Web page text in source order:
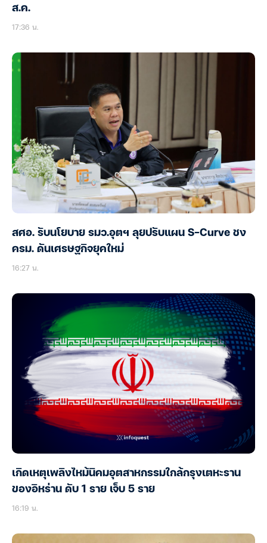
ส.ค.
17:36 น.
สศอ. รับนโยบาย รมว.อุตฯ ลุยปรับแผน S-Curve ชง
ครม. ดันเศรษฐกิจยุคใหม่
16:27 น.
เกิดเหตุเพลิงไหม้นิคมอุตสาหกรรมใกล้กรุงเตหะราน
ของอิหร่าน ดับ 1 ราย เจ็บ 5 ราย
16:19 น.